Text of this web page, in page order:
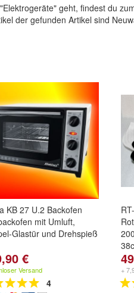
geht, findest du
der gefunden Artikel sind
KB 27 U.2 Backofen
mit Umluft,
Glastür und Drehspieß
€
Versand
4
+